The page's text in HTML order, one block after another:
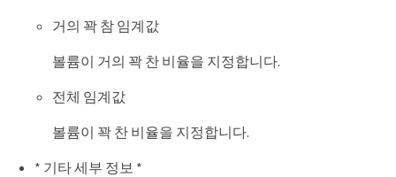
거의 꽉 참 임계값
볼륨이 거의 꽉 찬 비율을 지정합니다.
전체 임계값
볼륨이 꽉 찬 비율을 지정합니다.
* 기타 세부 정보 *